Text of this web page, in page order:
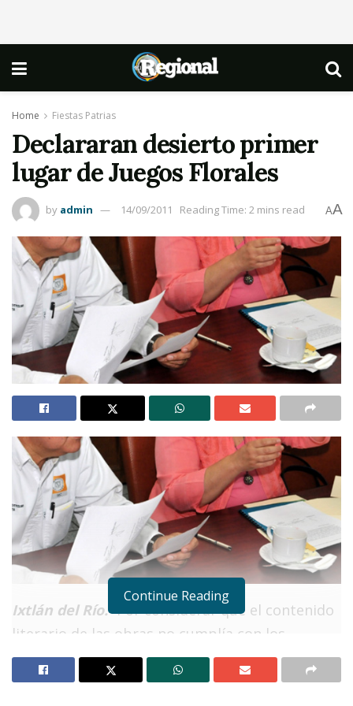
Home Fiestas Patrias
Declararan desierto primer
lugar de Juegos Florales
by admin 14/09/2011 Reading Time: 2 mins read AA
Ixtlán del Río.-Por considerar que el contenido
literario de las obras no cumplía con los
requerimientos de los jueces, los organizadores
de los Juegos Florales–en su edición del 2011—
Continue Reading